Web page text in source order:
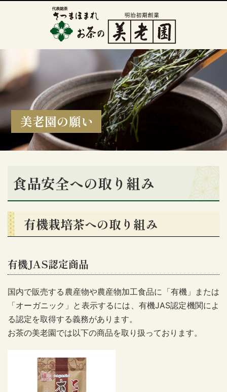
美老園の願い
食品安全への取り組み
有機栽培茶への取り組み
有機JAS認定商品
国内で販売する農産物や農産物加工食品に「有機」または
「オーガニック」と表示するには、有機JAS認定機関によ
る認定を取得する義務があります。
お茶の美老園では以下の商品を取り扱っております。